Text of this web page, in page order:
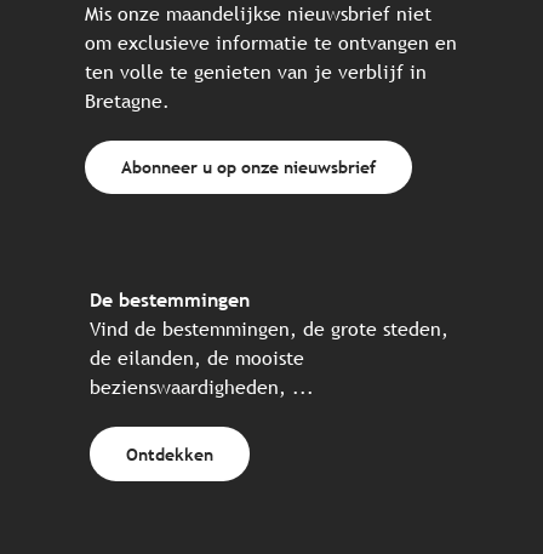
Mis onze maandelijkse nieuwsbrief niet
om exclusieve informatie te ontvangen en
ten volle te genieten van je verblijf in
Bretagne.
Abonneer u op onze nieuwsbrief
De bestemmingen
Vind de bestemmingen, de grote steden,
de eilanden, de mooiste
bezienswaardigheden, ...
Ontdekken